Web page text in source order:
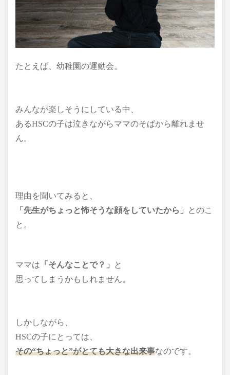
たとえば、幼稚園の運動会。
みんなが楽しそうにしている中、
あるHSCの子は泣きながらママのそばから離れませ
ん。
理由を聞いてみると、
「先生がちょっと怖そうな顔をしていたから」
とのこ
と。
ママは 「そんなことで？」
と
思ってしまうかもしれません。
しかしながら、
HSCの子にとっては、
その“ちょっと”がとても大きな出来事なのです。